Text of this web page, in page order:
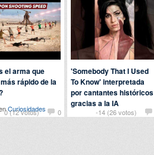
0 (12 votos) 0
el arma que
rápido de la
Curiosidades -14 (26 votos)
'Somebody That I Used
To Know' interpretada
por cantantes históricos
gracias a la IA
PormanilagorilaenMúsica